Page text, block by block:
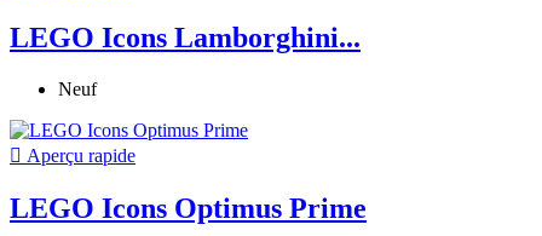
LEGO Icons Lamborghini...
Neuf
 Aperçu rapide
LEGO Icons Optimus Prime